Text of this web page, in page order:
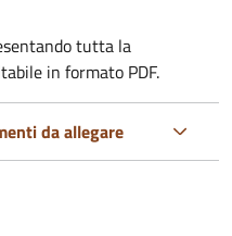
tutta la
in formato PDF.
da allegare